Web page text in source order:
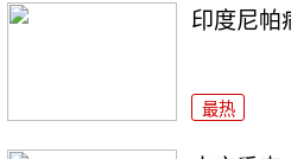
印度尼帕
最热